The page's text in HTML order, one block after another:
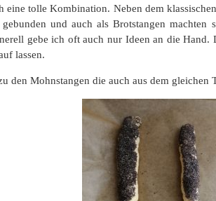
eine tolle Kombination. Neben dem
und auch als Brotstangen
gebe ich oft auch nur Ideen an die
lassen.
den Mohnstangen die auch aus dem gleichen